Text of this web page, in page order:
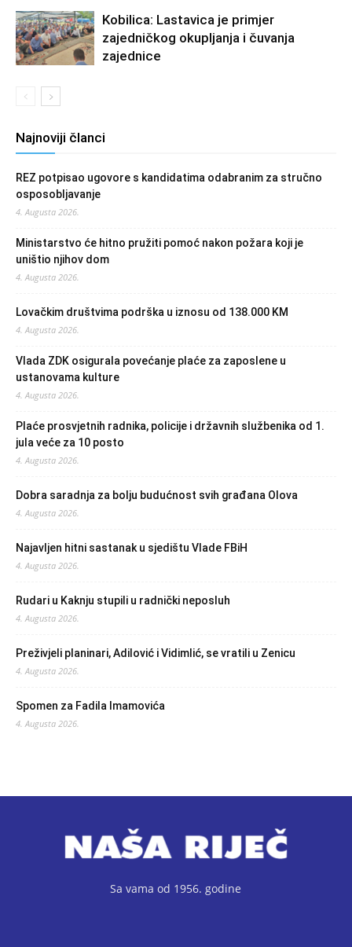
Kobilica: Lastavica je primjer
zajedničkog okupljanja i čuvanja
zajednice
Najnoviji članci
REZ potpisao ugovore s kandidatima odabranim za stručno
osposobljavanje
4. Augusta 2026.
Ministarstvo će hitno pružiti pomoć nakon požara koji je
uništio njihov dom
4. Augusta 2026.
Lovačkim društvima podrška u iznosu od 138.000 KM
4. Augusta 2026.
Vlada ZDK osigurala povećanje plaće za zaposlene u
ustanovama kulture
4. Augusta 2026.
Plaće prosvjetnih radnika, policije i državnih službenika od 1.
jula veće za 10 posto
4. Augusta 2026.
Dobra saradnja za bolju budućnost svih građana Olova
4. Augusta 2026.
Najavljen hitni sastanak u sjedištu Vlade FBiH
4. Augusta 2026.
Rudari u Kaknju stupili u radnički neposluh
4. Augusta 2026.
Preživjeli planinari, Adilović i Vidimlić, se vratili u Zenicu
4. Augusta 2026.
Spomen za Fadila Imamovića
4. Augusta 2026.
Sa vama od 1956. godine